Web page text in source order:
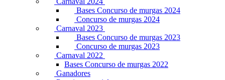
Bases Concurso de murgas 2024
Concurso de murgas 2024
Carnaval 2023
Bases Concurso de murgas 2023
Concurso de murgas 2023
Carnaval 2022
Bases Concurso de murgas 2022
Ganadores